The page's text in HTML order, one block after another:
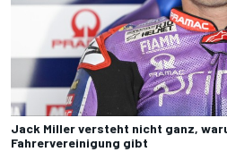
Jack Miller versteht nicht ganz,
Fahrervereinigung gibt